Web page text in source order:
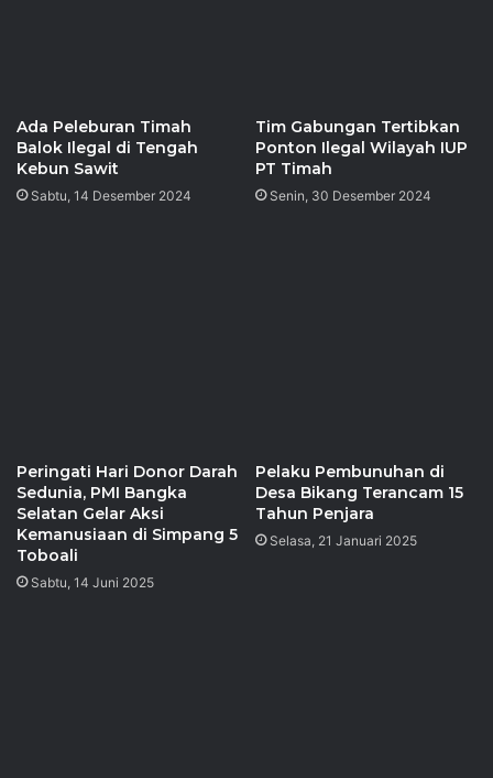
Ada Peleburan Timah
Balok Ilegal di Tengah
Kebun Sawit
Sabtu, 14 Desember 2024
Tim Gabungan Tertibkan
Ponton Ilegal Wilayah IUP
PT Timah
Senin, 30 Desember 2024
Peringati Hari Donor Darah
Sedunia, PMI Bangka
Selatan Gelar Aksi
Kemanusiaan di Simpang 5
Toboali
Sabtu, 14 Juni 2025
Pelaku Pembunuhan di
Desa Bikang Terancam 15
Tahun Penjara
Selasa, 21 Januari 2025